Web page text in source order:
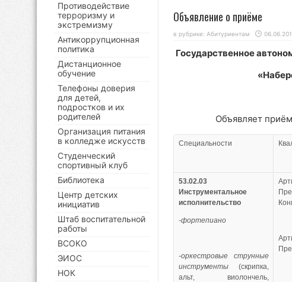
Объявление о приёме
в рубрике: Абитуриентам
Государственное
Объявляет
Специальности
53.02.03
Инструментальное
исполнительство
-фортепиано
-оркестровые струнные
инструменты (скрипка,
альт, виолончель,
Противодействие
терроризму и
экстремизму
Антикоррупционная
политика
Дистанционное
обучение
Телефоны доверия
для детей,
подростков и их
родителей
Организация питания
в колледже искусств
Студенческий
спортивный клуб
Библиотека
Центр детских
инициатив
Штаб воспитательной
работы
ВСОКО
ЭИОС
НОК